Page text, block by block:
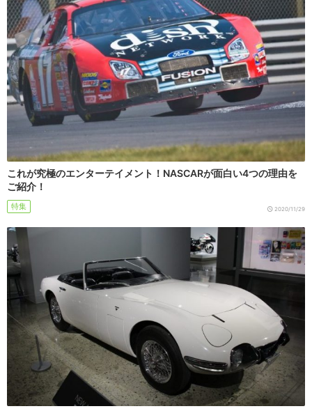
これが究極のエンターテイメント！NASCARが面白い4つの理由を
ご紹介！
特集 2020/11/29